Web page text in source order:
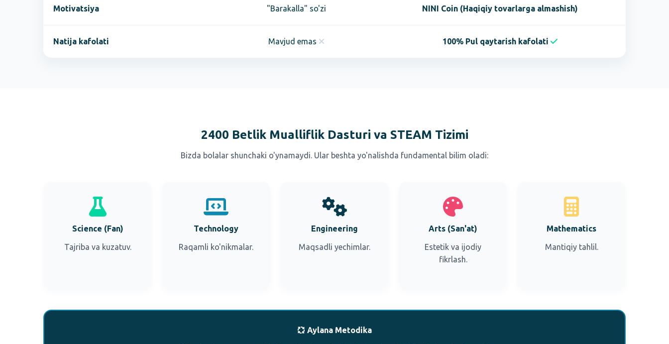
Motivatsiya "Barakalla" so'zi NINI Coin (Haqiqiy tovarlarga almashish)
Natija kafolati Mavjud emas 100% Pul qaytarish kafolati
2400 Betlik Mualliflik Dasturi va STEAM Tizimi
Bizda bolalar shunchaki o'ynamaydi. Ular beshta yo'nalishda fundamental bilim oladi:
Science (Fan)
Tajriba va kuzatuv.
Technology
Raqamli ko'nikmalar.
Engineering
Maqsadli yechimlar.
Arts (San'at)
Estetik va ijodiy
fikrlash.
Mathematics
Mantiqiy tahlil.
Aylana Metodika